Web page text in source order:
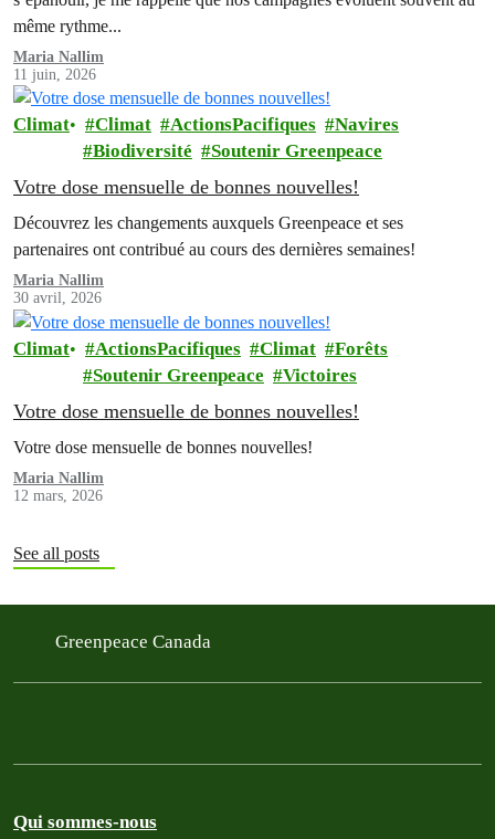
même rythme...
Maria Nallim
11 juin, 2026
Climat Climat ActionsPacifiques
Navires
Biodiversité
Soutenir Greenpeace
Votre dose mensuelle de bonnes nouvelles!
Découvrez les changements auxquels Greenpeace et ses
partenaires ont contribué au cours des dernières semaines!
Maria Nallim
30 avril, 2026
Climat ActionsPacifiques Climat
Forêts
Soutenir Greenpeace
Victoires
Votre dose mensuelle de bonnes nouvelles!
Votre dose mensuelle de bonnes nouvelles!
Maria Nallim
12 mars, 2026
See all posts
Greenpeace Canada
Qui sommes-nous